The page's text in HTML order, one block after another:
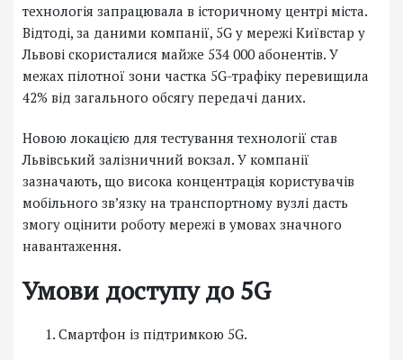
технологія запрацювала в історичному центрі міста.
Відтоді, за даними компанії, 5G у мережі Київстар у
Львові скористалися майже 534 000 абонентів. У
межах пілотної зони частка 5G-трафіку перевищила
42% від загального обсягу передачі даних.
Новою локацією для тестування технології став
Львівський залізничний вокзал. У компанії
зазначають, що висока концентрація користувачів
мобільного зв’язку на транспортному вузлі дасть
змогу оцінити роботу мережі в умовах значного
навантаження.
Умови доступу до 5G
Смартфон із підтримкою 5G.